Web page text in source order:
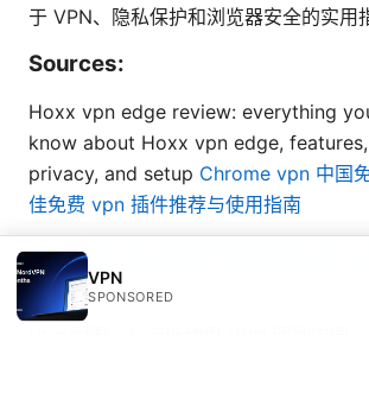
于 VPN、隐私保护和浏览器安全的实用
Sources:
Hoxx vpn edge review: everything
know about Hoxx vpn edge,
privacy, and setup Chrome vpn 中国
佳免费 vpn 插件推荐与使用指南
Surfshark vpn email everything you
how to use it
VPN
SPONSORED